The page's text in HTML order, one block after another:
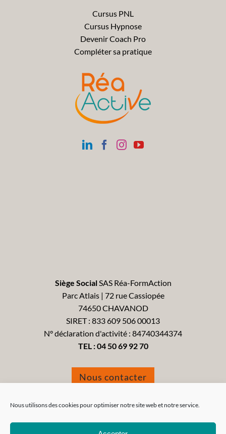
Nous utilisons des cookies pour optimiser notre site web et notre service.
Cursus PNL
Cursus Hypnose
Devenir Coach Pro
Compléter sa pratique
Siège SocialSAS Réa-FormAction
Parc Atlais | 72 rue Cassiopée
74650 CHAVANOD
SIRET : 833 609 506 00013
N° déclaration d'activité : 84740344374
TEL :04 50 69 92 70
Nous contacter